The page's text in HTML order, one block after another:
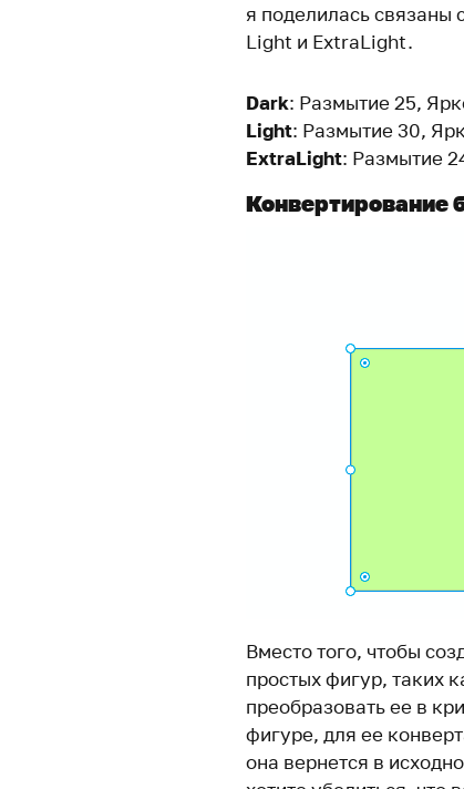
я поделилась связаны
Light и ExtraLight.
Dark: Размытие 25,
Light: Размытие 30,
ExtraLight: Размытие
Конвертирование
Вместо того, чтобы
простых фигур, таких
преобразовать ее в
фигуре, для ее
она вернется в